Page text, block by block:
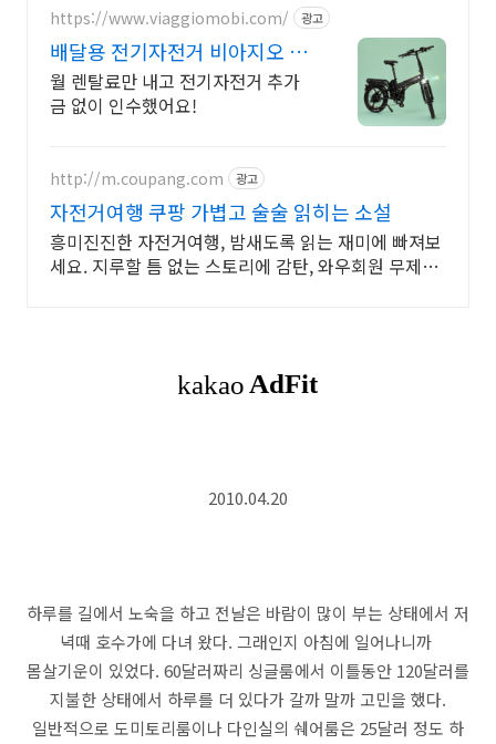
https://www.viaggiomobi.com/ 광고
배달용 전기자전거 비아지오 추
가금0원, 출퇴근자전거마련
월 렌탈료만 내고 전기자전거 추가
금 없이 인수했어요!
http://m.coupang.com 광고
자전거여행 쿠팡 가볍고 술술 읽히는 소설
흥미진진한 자전거여행, 밤새도록 읽는 재미에 빠져보
세요. 지루할 틈 없는 스토리에 감탄, 와우회원 무제한
2010.04.20
하루를 길에서 노숙을 하고 전날은 바람이 많이 부는 상태에서 저
녁때 호수가에 다녀 왔다. 그래인지 아침에 일어나니까
몸살기운이 있었다. 60달러짜리 싱글룸에서 이틀동안 120달러를
지불한 상태에서 하루를 더 있다가 갈까 말까 고민을 했다.
일반적으로 도미토리룸이나 다인실의 쉐어룸은 25달러 정도 하